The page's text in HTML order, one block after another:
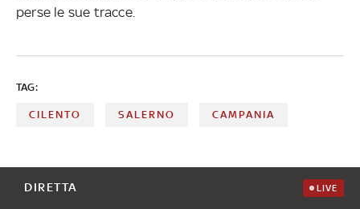
perse le sue tracce.
TAG:
CILENTO SALERNO CAMPANIA
DIRETTA LIVE